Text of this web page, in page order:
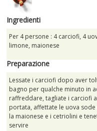
REGALI
CLUBWINESHOP.IT
TROVAIL TUO VINO
Ingredienti
Per 4 persone : 4 carciofi, 4
limone, maionese
Preparazione
Lessate i carciofi dopo aver
bagno per qualche minuto in
raffreddare, tagliate i carciofi
portata, affettate le uova
la maionese e i cetriolini e
servire